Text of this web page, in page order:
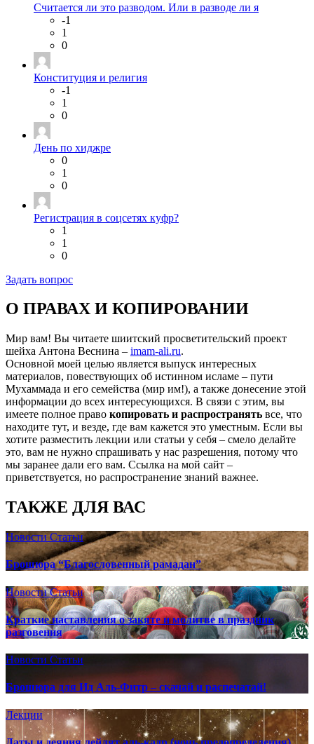
Считается ли это разводом. Или в разводе ли я
-1
1
0
Конституция и религия
-1
1
0
День по хиджре
0
1
0
Регистрация в соцсетях куфр?
1
1
0
Задать вопрос
О ПРАВАХ И КОПИРОВАНИИ
Мир вам! Вы читаете шиитский просветительский проект
шейха Антона Веснина – imam-ali.ru.
Основной моей целью является выпуск интересных
материалов, повествующих об истинном исламе – пути
Мухаммада и его семейства (мир им!), а также донесение этой
информации до всех интересующихся. В связи с этим, вы
имеете полное право копировать и распространять все, что
находите тут, и везде, где вам кажется это уместным. Если вы
хотите разместить лекции или статьи у себя – смело делайте
это, вам не нужно спрашивать у нас разрешения, потому что
мы заранее дали его вам. Ссылка на мой сайт –
приветствуется, но распространение знаний важнее.
ТАКЖЕ ДЛЯ ВАС
НовостиСтатьи
Брошюра “Благословенный рамадан”
НовостиСтатьи
Краткие наставления о закяте и молитве в праздник
разговения
Новости Статьи
Брошюра для Ид Аль-Фитр – скачай и распечатай!
Лекции